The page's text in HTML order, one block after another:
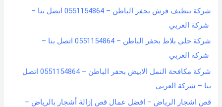
شركة تنظيف فرش بحفر الباطن – 0551154864 اتصل بنا –
شركة العربي
شركة جلي بلاط بحفر الباطن – 0551154864 اتصل بنا –
شركة العربي
شركة مكافحة النمل الابيض بحفر الباطن – 0551154864 اتصل
بنا – شركة العربي
قص اشجار الرياض – افضل عمال قص إزالة أشجار بالرياض –